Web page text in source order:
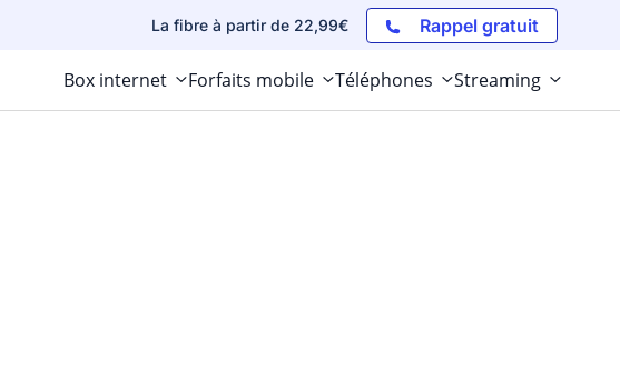
La fibre à partir de 22,99€ Rappel gratuit
Box internet Forfaits mobile Téléphones Streaming